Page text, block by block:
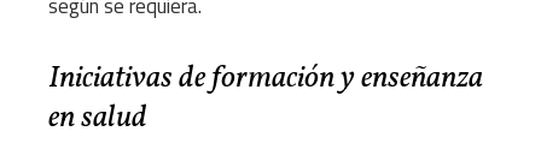
según se requiera.
Iniciativas de formación y enseñanza
en salud